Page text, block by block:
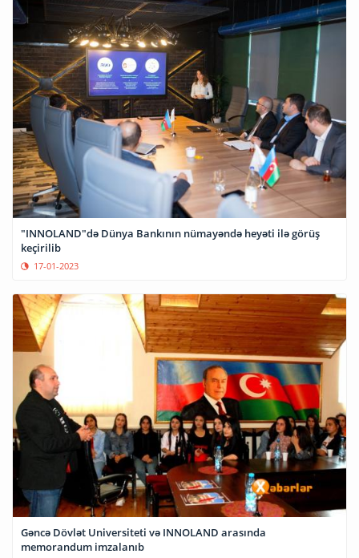
"INNOLAND"də Dünya Bankının nümayəndə heyəti ilə görüş
keçirilib
17-01-2023
Gəncə Dövlət Universiteti və INNOLAND arasında
memorandum imzalanıb